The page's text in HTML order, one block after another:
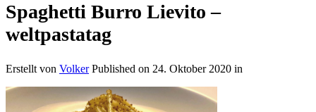
Spaghetti Burro Lievito –
weltpastatag
Erstellt von Volker Published on 24. Oktober 2020 in